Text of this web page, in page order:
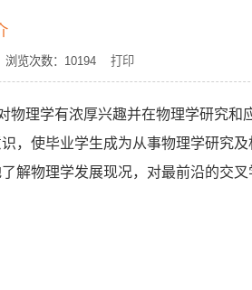
览次数： 10194 打印
物理学有浓厚兴趣并在物理学研究和
，使毕业学生成为从事物理学研究
解物理学发展现况，对最前沿的交叉